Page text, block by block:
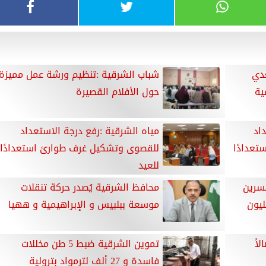
تعدي
شباب الشرقية :تنظيم ورشة عمل
حول الأفلام القصيرة
مياه الشرقية :رفع درجة الاستعداد
للقصوى وتشكيل غرف طوارئ استعدادًا
للعيد
تقديرية 6 مليون
محافظ الشرقية يُصدر حركة تنقلات
موسعة ببلبيس و الإبراهيمية و ههيا
ضالاً
تموين الشرقية ضبط 5 طن مخللات
فاسدة و 27 ألف لترمواد بترولية